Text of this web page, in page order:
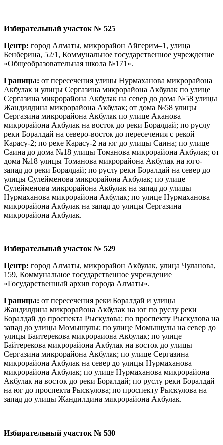
Избирательный участок № 525
Центр: город Алматы, микрорайон Айгерим–1, улица
Бенберина, 52/1, Коммунальное государственное учреждение
«Общеобразовательная школа №171».
Границы: от пересечения улицы Нурмаханова микрорайона
Акбулак и улицы Сергазина микрорайона Акбулак по улице
Сергазина микрорайона Акбулак на север до дома №58 улицы
Жандилдина микрорайона Акбулак; от дома №58 улицы
Сергазина микрорайона Акбулак по улице Аканова
микрорайона Акбулак на восток до реки Боралдай; по руслу
реки Боралдай на северо-восток до пересечения с рекой
Карасу-2; по реке Карасу-2 на юг до улицы Саина; по улице
Саина до дома №18 улицы Томанова микрорайона Акбулак; от
дома №18 улицы Томанова микрорайона Акбулак на юго-
запад до реки Боралдай; по руслу реки Боралдай на север до
улицы Сулейменова микрорайона Акбулак; по улице
Сулейменова микрорайона Акбулак на запад до улицы
Нурмаханова микрорайона Акбулак; по улице Нурмаханова
микрорайона Акбулак на запад до улицы Сергазина
микрорайона Акбулак.
Избирательный участок № 529
Центр: город Алматы, микрорайон Акбулак, улица Чуланова,
159, Коммунальное государственное учреждение
«Государственный архив города Алматы».
Границы: от пересечения реки Боралдай и улицы
Жандилдина микрорайона Акбулак на юг по руслу реки
Боралдай до проспекта Рыскулова; по проспекту Рыскулова на
запад до улицы Момышулы; по улице Момышулы на север до
улицы Байтерекова микрорайона Акбулак; по улице
Байтерекова микрорайона Акбулак на восток до улицы
Сергазина микрорайона Акбулак; по улице Сергазина
микрорайона Акбулак на север до улицы Нурмаханова
микрорайона Акбулак; по улице Нурмаханова микрорайона
Акбулак на восток до реки Боралдай; по руслу реки Боралдай
на юг до проспекта Рыскулова; по проспекту Рыскулова на
запад до улицы Жандилдина микрорайона Акбулак.
Избирательный участок № 530